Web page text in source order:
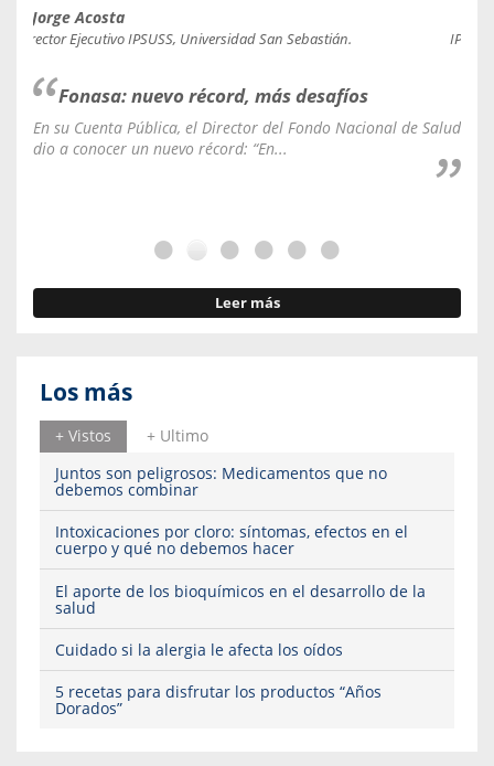
Jorge Acosta
Director Ejecutivo IPSUSS, Universidad San Sebastián.
Fonasa: nuevo récord, más desafíos
En su Cuenta Pública, el Director del Fondo Nacional de Salud
dio a conocer un nuevo récord: “En...
Leer más
Los más
+ Vistos
+ Ultimo
Juntos son peligrosos: Medicamentos que no
debemos combinar
Intoxicaciones por cloro: síntomas, efectos en el
cuerpo y qué no debemos hacer
El aporte de los bioquímicos en el desarrollo de la
salud
Cuidado si la alergia le afecta los oídos
5 recetas para disfrutar los productos “Años
Dorados”